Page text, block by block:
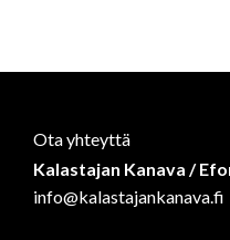
Ota yhteyttä
Kalastajan Kanava /
info@kalastajankanava.fi